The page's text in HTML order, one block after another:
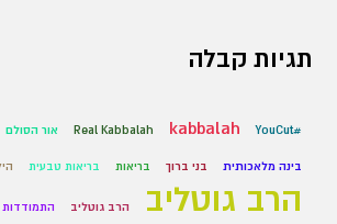
תגיות קבלה
#YouCut
kabbalah
Real Kabbalah אור הסולם
בינה מלאכותית בני ברוך בריאות בריאות טבעית
הרב גוטליב הרב גוטליב התמודדות